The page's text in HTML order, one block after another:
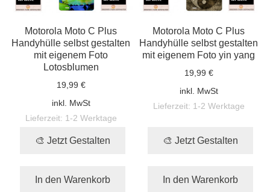
Motorola Moto C Plus
Handyhülle selbst gestalten
mit eigenem Foto
Lotosblumen
19,99 €
inkl. MwSt
Lieferzeit: 1-2 Werktage
🎨 Jetzt Gestalten
In den Warenkorb
Motorola Moto C Plus
Handyhülle selbst gestalten
mit eigenem Foto yin yang
19,99 €
inkl. MwSt
Lieferzeit: 1-2 Werktage
🎨 Jetzt Gestalten
In den Warenkorb